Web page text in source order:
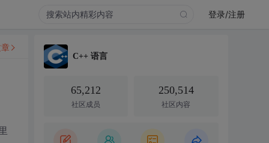
登录/注册
C++ 语言
65,212
社区成员
250,514
社区内容